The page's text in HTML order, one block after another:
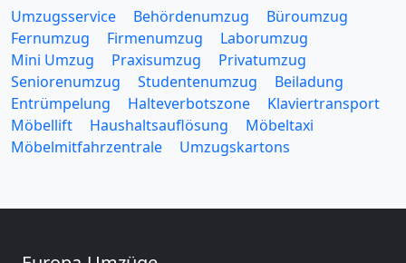
Umzugsservice Behördenumzug
Büroumzug
Fernumzug
Firmenumzug
Laborumzug
Mini Umzug
Praxisumzug
Privatumzug
Seniorenumzug
Studentenumzug
Beiladung
Entrümpelung
Halteverbotszone
Klaviertransport
Möbellift
Haushaltsauflösung
Möbeltaxi
Möbelmitfahrzentrale
Umzugskartons